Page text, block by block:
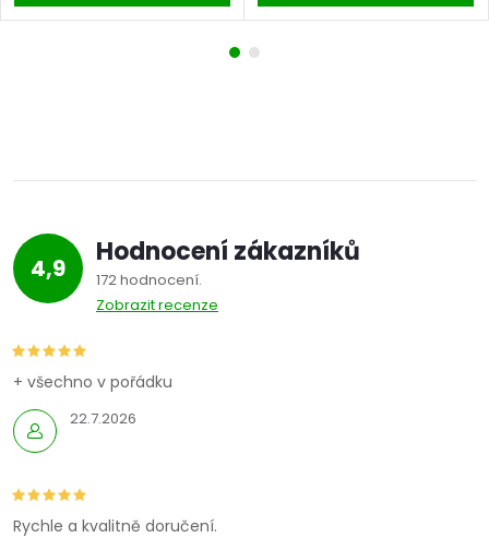
4,9 Hodnocení zákazníků
172 hodnocení
Zobrazit recenze
22.7.2026
+ všechno v pořádku
Rychle a kvalitně doručení.